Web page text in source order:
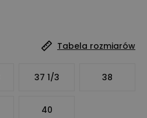
Tabela rozmiarów
37 1/3 38
40